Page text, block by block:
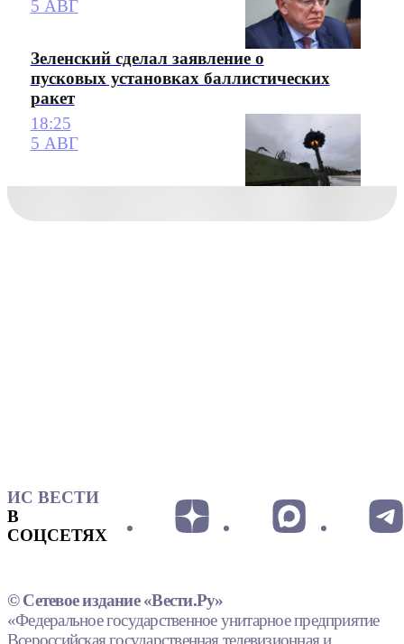
5 АВГ
Зеленский сделал заявление о
пусковых установках баллистических
ракет
18:25
5 АВГ
ИС ВЕСТИ
В
СОЦСЕТЯХ
© Сетевое издание «Вести.Ру»
«Федеральное государственное унитарное предприятие
Всероссийская государственная телевизионная и